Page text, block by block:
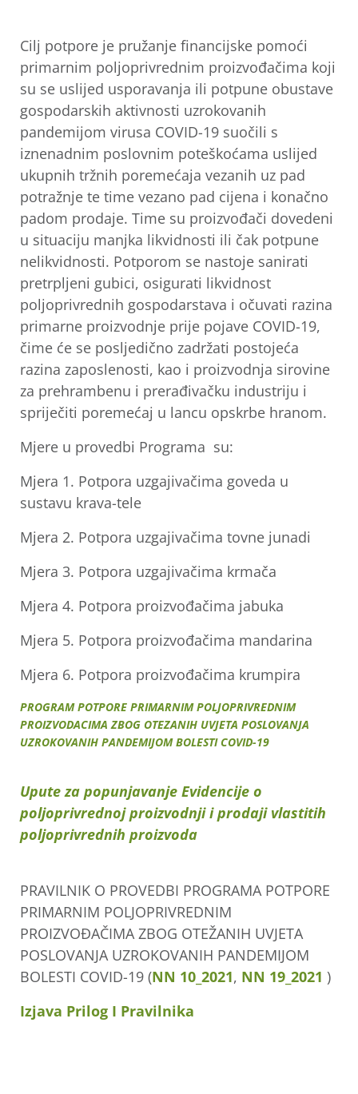
Cilj potpore je pružanje financijske pomoći
primarnim poljoprivrednim proizvođačima koji
su se uslijed usporavanja ili potpune obustave
gospodarskih aktivnosti uzrokovanih
pandemijom virusa COVID-19 suočili s
iznenadnim poslovnim poteškoćama uslijed
ukupnih tržnih poremećaja vezanih uz pad
potražnje te time vezano pad cijena i konačno
padom prodaje. Time su proizvođači dovedeni
u situaciju manjka likvidnosti ili čak potpune
nelikvidnosti. Potporom se nastoje sanirati
pretrpljeni gubici, osigurati likvidnost
poljoprivrednih gospodarstava i očuvati razina
primarne proizvodnje prije pojave COVID-19,
čime će se posljedično zadržati postojeća
razina zaposlenosti, kao i proizvodnja sirovine
za prehrambenu i prerađivačku industriju i
spriječiti poremećaj u lancu opskrbe hranom.
Mjere u provedbi Programa su:
Mjera 1. Potpora uzgajivačima goveda u
sustavu krava-tele
Mjera 2. Potpora uzgajivačima tovne junadi
Mjera 3. Potpora uzgajivačima krmača
Mjera 4. Potpora proizvođačima jabuka
Mjera 5. Potpora proizvođačima mandarina
Mjera 6. Potpora proizvođačima krumpira
PROGRAM POTPORE PRIMARNIM POLJOPRIVREDNIM
PROIZVODACIMA ZBOG OTEZANIH UVJETA POSLOVANJA
UZROKOVANIH PANDEMIJOM BOLESTI COVID-19
Upute za popunjavanje Evidencije o
poljoprivrednoj proizvodnji i prodaji vlastitih
poljoprivrednih proizvoda
PRAVILNIK O PROVEDBI PROGRAMA POTPORE
PRIMARNIM POLJOPRIVREDNIM
PROIZVOĐAČIMA ZBOG OTEŽANIH UVJETA
POSLOVANJA UZROKOVANIH PANDEMIJOM
BOLESTI COVID-19 (NN 10_2021, NN 19_2021 )
Izjava Prilog I Pravilnika